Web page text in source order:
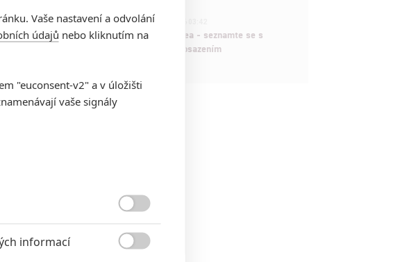
bay
1ČLÁNEK | 30.07.2026 03:42
Velké preview: Odyssea - seznamte se s
maximálně nabitým obsazením
Vaše nastavení a odvolání
údajů nebo kliknutím na
"euconsent-v2" a v úložišti
vaše signály
informací